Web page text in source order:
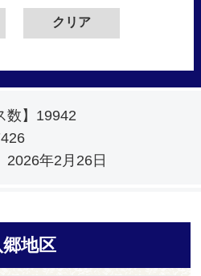
数】 19942
2026年2月26日
郷地区